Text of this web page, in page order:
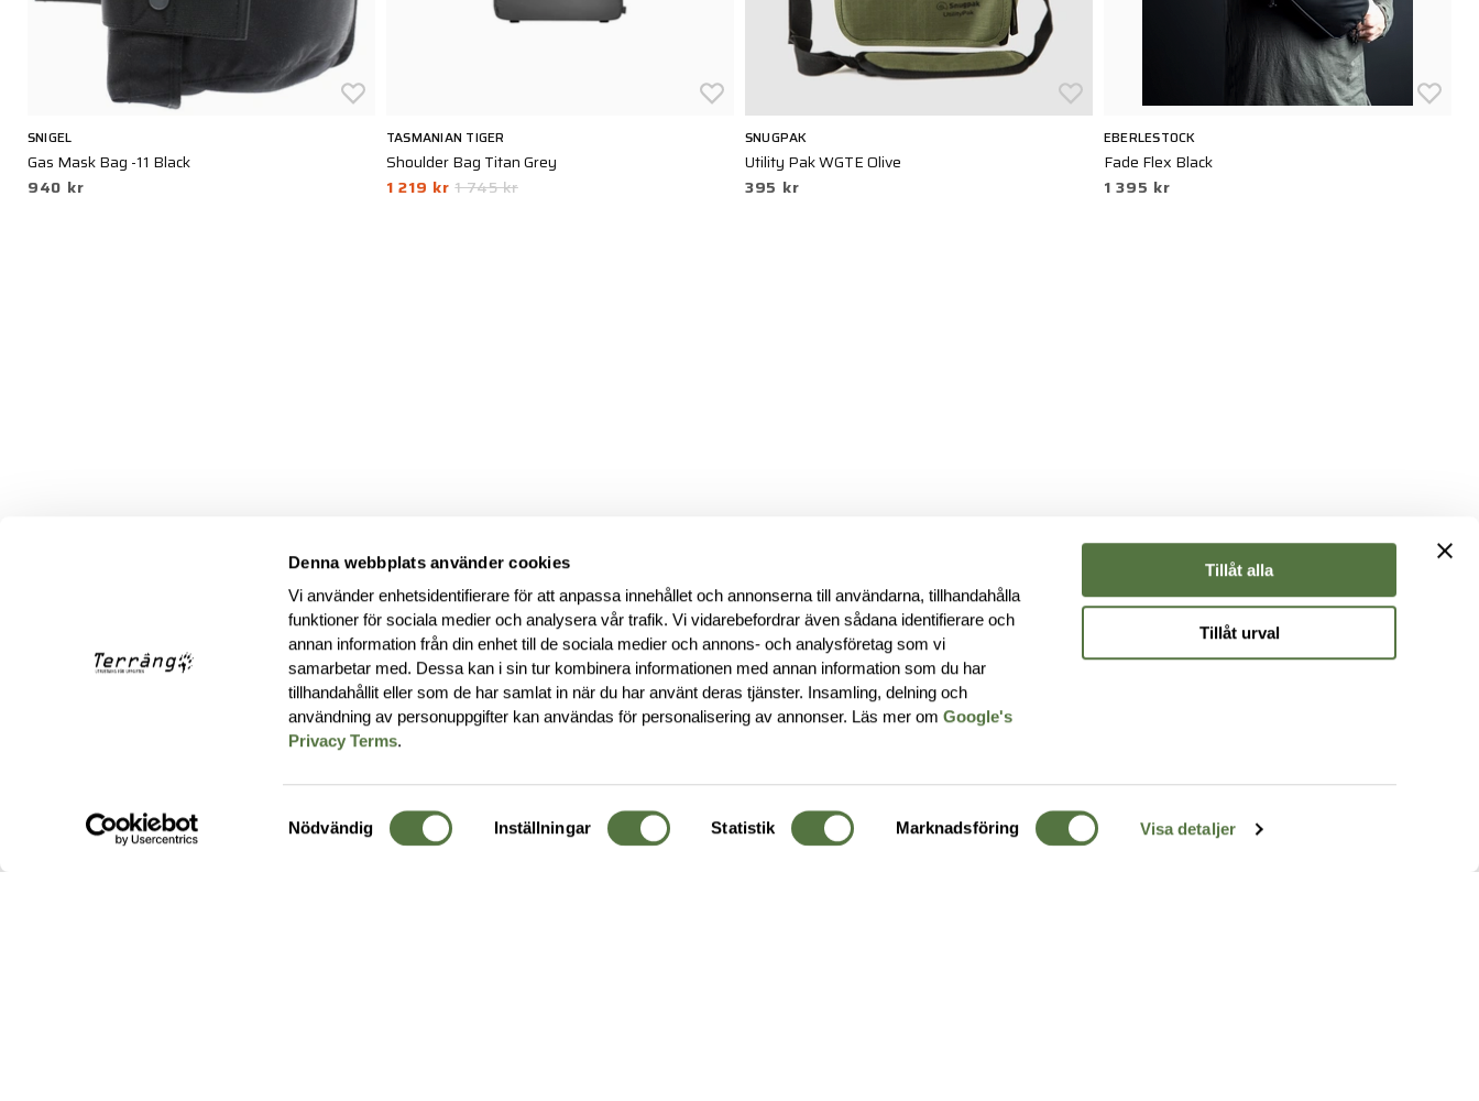
Denna webbplats använder cookies
Vi använder enhetsidentifierare för att anpassa innehållet och annonserna till användarna, tillhandahålla
funktioner för sociala medier och analysera vår trafik. Vi vidarebefordrar även sådana identifierare och
annan information från din enhet till de sociala medier och annons- och analysföretag som vi
samarbetar med. Dessa kan i sin tur kombinera informationen med annan information som du har
tillhandahållit eller som de har samlat in när du har använt deras tjänster. Insamling, delning och
användning av personuppgifter kan användas för personalisering av annonser. Läs mer omGoogle's
Privacy Terms.
Samtyckesval
Nödvändig Inställningar Statistik Marknadsföring Visa detaljer
Tillåt alla
Tillåt urval
SNIGEL
Gas Mask Bag -11 Black
940 kr
TASMANIAN TIGER
Shoulder Bag Titan Grey
1 219 kr 1 745 kr
SNUGPAK
Utility Pak WGTE Olive
395 kr
EBERLESTOCK
Fade Flex Black
1 395 kr